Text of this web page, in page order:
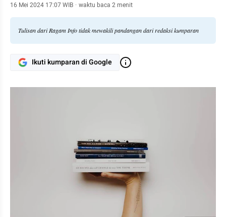
16 Mei 2024 17:07 WIB · waktu baca 2 menit
Tulisan dari Ragam Info tidak mewakili pandangan dari redaksi kumparan
Ikuti kumparan di Google